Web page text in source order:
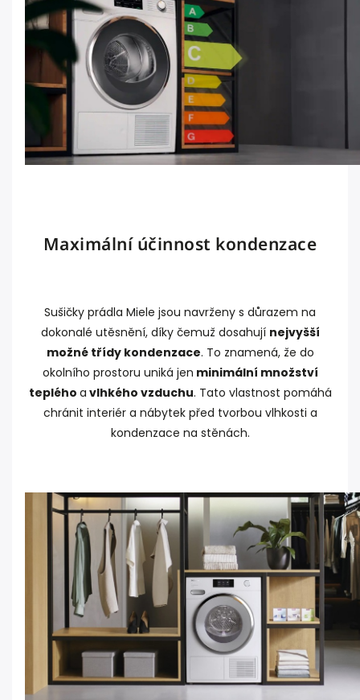
Maximální účinnost kondenzace
Sušičky prádla Miele jsou navrženy s důrazem na
dokonalé utěsnění, díky čemuž dosahují nejvyšší
možné třídy kondenzace. To znamená, že do
okolního prostoru uniká jen minimální množství
teplého a vlhkého vzduchu. Tato vlastnost pomáhá
chránit interiér a nábytek před tvorbou vlhkosti a
kondenzace na stěnách.